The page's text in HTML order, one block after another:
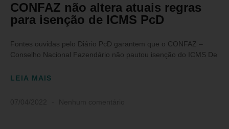
CONFAZ não altera atuais regras
para isenção de ICMS PcD
Fontes ouvidas pelo Diário PcD garantem que o CONFAZ –
Conselho Nacional Fazendário não pautou isenção do ICMS De
LEIA MAIS